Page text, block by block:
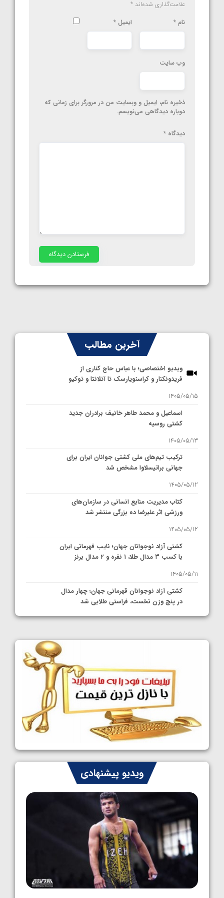
علامت‌گذاری شده‌اند *
نام * ایمیل *
وب‌ سایت
ذخیره نام، ایمیل و وبسایت من در مرورگر برای زمانی که
دوباره دیدگاهی می‌نویسم.
دیدگاه *
آخرین مطالب
ویدیو اختصاصی؛ با عباس حاج کناری از
فریدونکنار و کراسنویارسک تا آتلانتا و توکیو
1405/05/15
اسماعیل و محمد طاهر خانیف برادران جدید
کشتی روسیه
1405/05/13
ترکیب تیم‌های ملی کشتی جوانان ایران برای
جهانی براتیسلاوا مشخص شد
1405/05/12
کتاب مدیریت منابع انسانی در سازمان‌های
ورزشی اثر علیرضا ده بزرگی منتشر شد
1405/05/12
کشتی آزاد نوجوانان جهان؛ نایب قهرمانی ایران
با کسب ۳ مدال طلا، ۱ نقره و ۲ مدال برنز
1405/05/11
کشتی آزاد نوجوانان قهرمانی جهان؛ چهار مدال
در پنج وزن نخست، فراستی طلایی شد
1405/05/11
کشتی آزاد نوجوانان جهان؛ رقبای نمایندگان
ایران مشخص شدند
1405/05/08
کشتی فرنگی نوجوانان جهان؛ سکوی تیمی
سوم برای ایران
1405/05/07
ایران چشم به راه چهار مدال در پنج وزن دوم
کشتی فرنگی نوجوانان جهان
1405/05/06
ویدیو پیشنهادی